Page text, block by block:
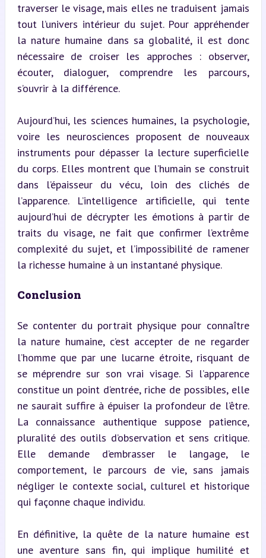
traverser le visage, mais elles ne traduisent jamais
tout l’univers intérieur du sujet. Pour appréhender
la nature humaine dans sa globalité, il est donc
nécessaire de croiser les approches : observer,
écouter, dialoguer, comprendre les parcours,
s’ouvrir à la différence.
Aujourd’hui, les sciences humaines, la psychologie,
voire les neurosciences proposent de nouveaux
instruments pour dépasser la lecture superficielle
du corps. Elles montrent que l’humain se construit
dans l’épaisseur du vécu, loin des clichés de
l’apparence. L’intelligence artificielle, qui tente
aujourd’hui de décrypter les émotions à partir de
traits du visage, ne fait que confirmer l’extrême
complexité du sujet, et l’impossibilité de ramener
la richesse humaine à un instantané physique.
Conclusion
Se contenter du portrait physique pour connaître
la nature humaine, c’est accepter de ne regarder
l’homme que par une lucarne étroite, risquant de
se méprendre sur son vrai visage. Si l’apparence
constitue un point d’entrée, riche de possibles, elle
ne saurait suffire à épuiser la profondeur de l’être.
La connaissance authentique suppose patience,
pluralité des outils d’observation et sens critique.
Elle demande d’embrasser le langage, le
comportement, le parcours de vie, sans jamais
négliger le contexte social, culturel et historique
qui façonne chaque individu.
En définitive, la quête de la nature humaine est
une aventure sans fin, qui implique humilité et